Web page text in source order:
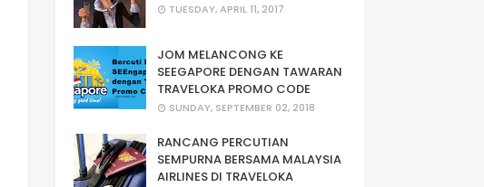
TUESDAY, APRIL 11, 2017
JOM MELANCONG KE
SEEGAPORE DENGAN TAWARAN
TRAVELOKA PROMO CODE
SUNDAY, SEPTEMBER 02, 2018
RANCANG PERCUTIAN
SEMPURNA BERSAMA MALAYSIA
AIRLINES DI TRAVELOKA